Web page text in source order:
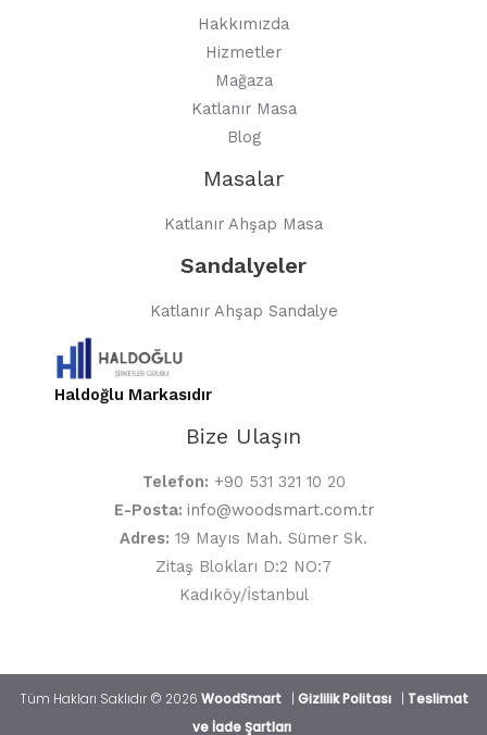
Hakkımızda
Hizmetler
Mağaza
Katlanır Masa
Blog
Masalar
Katlanır Ahşap Masa
Sandalyeler
Katlanır Ahşap Sandalye
Haldoğlu Markasıdır
Bize Ulaşın
Telefon: +90 531 321 10 20
E-Posta: info@woodsmart.com.tr
Adres: 19 Mayıs Mah. Sümer Sk.
Zitaş Blokları D:2 NO:7
Kadıköy/İstanbul
Tüm Hakları Saklıdır © 2026 WoodSmart Gizlilik Politası
Teslimat
ve İade Şartları